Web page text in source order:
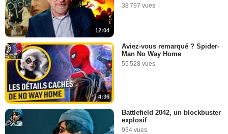
12:04
38 797 vues
4:36
Aviez-vous remarqué ? Spider-
Man No Way Home
55 528 vues
Battlefield 2042, un blockbuster
explosif
934 vues